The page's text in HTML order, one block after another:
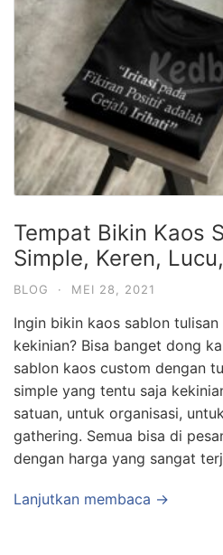
Tempat Bikin Kaos
Simple, Keren,
BLOG · MEI 28, 2021
Ingin bikin kaos sablon
kekinian? Bisa banget dong
sablon kaos custom dengan
simple yang tentu saja
satuan, untuk organisasi,
gathering. Semua bisa di
dengan harga yang sangat
Lanjutkan membaca →